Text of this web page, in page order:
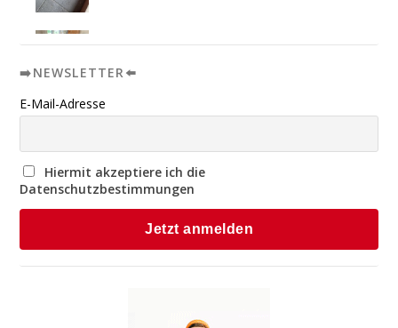
➡️NEWSLETTER⬅️
E-Mail-Adresse
Hiermit akzeptiere ich die
Datenschutzbestimmungen